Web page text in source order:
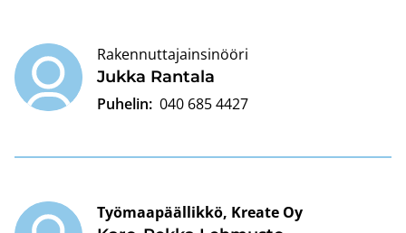
Jukka Ran­ta­la
Rakennuttajainsinööri
Puhelin: 040 685 4427
Työmaapäällikkö, Kreate Oy